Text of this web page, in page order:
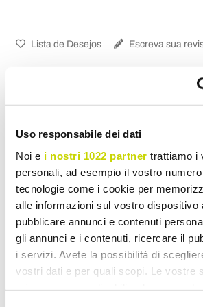
Uso responsabile dei dati
Noi e i nostri 1022 partner trattiamo i
personali, ad esempio il vostro
tecnologie come i cookie per
alle informazioni sul vostro dispositivo
pubblicare annunci e contenuti
gli annunci e i contenuti, ricercare il
i servizi. Avete la possibilità di
vostri dati e per quali scopi. Le vostre
Lista de Desejos Escreva sua
Candeeiros de Parede